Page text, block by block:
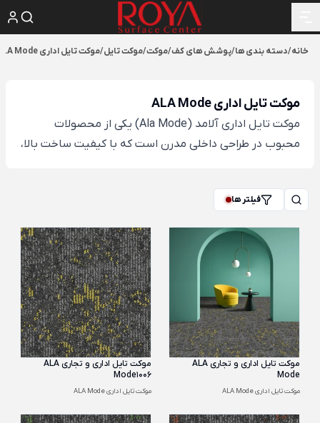
خانه/دسته بندی ها/پوشش های کف/موکت/موکت تایل/موکت تایل اداری ALA Mode
موکت تایل اداری ALA Mode
موکت تایل اداری آلامد (Ala Mode) یکی از محصولات
محبوب در طراحی داخلی مدرن است که با کیفیت ساخت بالا،
حرفه‌ای انتخابی ایده‌آل به شمار می‌آید.
فیلتر ها
موکت تایل اداری و تجاری ALA
Mode
موکت تایل اداری ALA Mode
موکت تایل اداری و تجاری ALA
Mode1006
موکت تایل اداری ALA Mode